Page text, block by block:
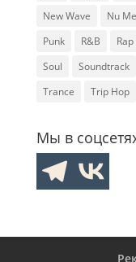
New Wave
Nu
Punk
R&B Rap
Soul
Soundtrack
Trance
Trip Hop
Мы в